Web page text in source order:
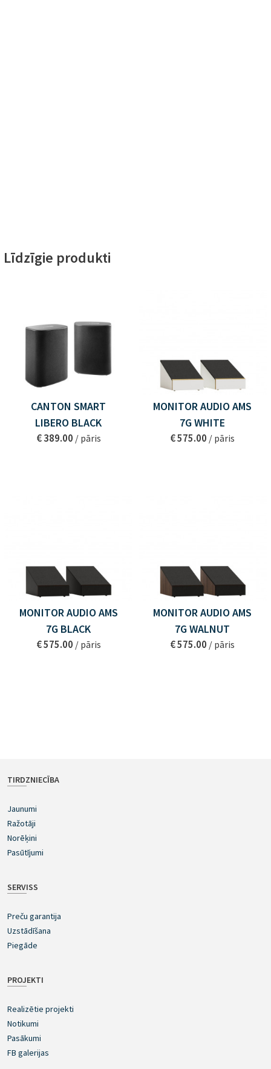
Līdzīgie produkti
CANTON SMART
LIBERO BLACK
€ 389.00 / pāris
MONITOR AUDIO AMS
7G WHITE
€ 575.00 / pāris
MONITOR AUDIO AMS
7G BLACK
€ 575.00 / pāris
MONITOR AUDIO AMS
7G WALNUT
€ 575.00 / pāris
TIRDZNIECĪBA
Jaunumi
Ražotāji
Norēķini
Pasūtījumi
SERVISS
Preču garantija
Uzstādīšana
Piegāde
PROJEKTI
Realizētie projekti
Notikumi
Pasākumi
FB galerijas